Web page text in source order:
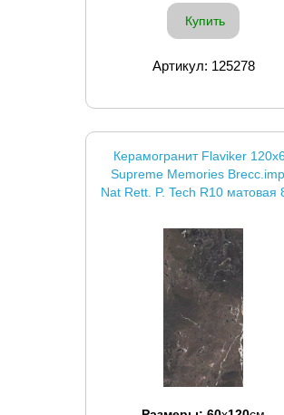
Купить
Артикул: 125278
Керамогранит Flaviker
Supreme Memories
Nat Rett. P. Tech R10 матовая